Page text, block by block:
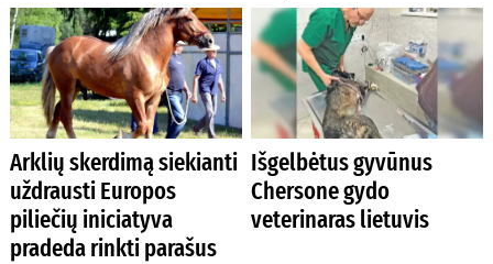
Arklių skerdimą siekianti
uždrausti Europos
piliečių iniciatyva
pradeda rinkti parašus
Išgelbėtus gyvūnus
Chersone gydo
veterinaras lietuvis